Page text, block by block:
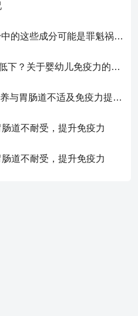
宝宝胃肠道不适？奶粉中的这些成分可能是罪魁祸首！
宝宝总生病就是免疫力低下？关于婴幼儿免疫力的真相，家长必须了解！
宝宝喂养难题：奶粉喂养与胃肠道不适及免疫力提升的奥秘
道不耐受，提升免疫力
道不耐受，提升免疫力